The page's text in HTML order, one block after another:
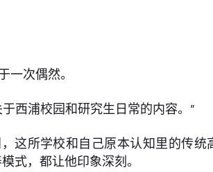
一次偶然。
西浦校园和研究生日常的内容。”
这所学校和自己原本认知里的传
式，都让他印象深刻。